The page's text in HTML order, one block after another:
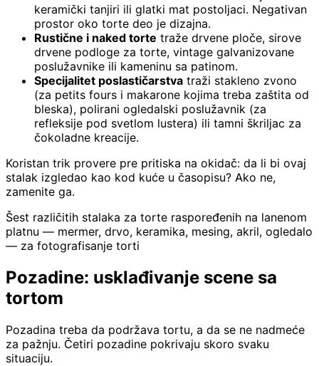
keramički tanjiri ili glatki mat postoljaci. Negativan
prostor oko torte deo je dizajna.
Rustične i naked torte traže drvene ploče, sirove
drvene podloge za torte, vintage galvanizovane
poslužavnike ili kameninu sa patinom.
Specijalitet poslastičarstva traži stakleno zvono
(za petits fours i makarone kojima treba zaštita od
bleska), polirani ogledalski poslužavnik (za
refleksije pod svetlom lustera) ili tamni škriljac za
čokoladne kreacije.
Koristan trik provere pre pritiska na okidač: da li bi ovaj
stalak izgledao kao kod kuće u časopisu? Ako ne,
zamenite ga.
Šest različitih stalaka za torte raspoređenih na lanenom
platnu — mermer, drvo, keramika, mesing, akril, ogledalo
— za fotografisanje torti
Pozadine: usklađivanje scene sa
tortom
Pozadina treba da podržava tortu, a da se ne nadmeće
za pažnju. Četiri pozadine pokrivaju skoro svaku
situaciju.